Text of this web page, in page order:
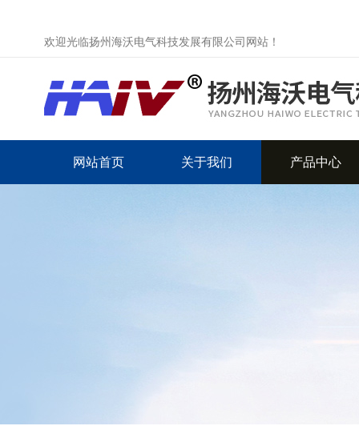
欢迎光临扬州海沃电气科技发展有限公司网站！
网站首页 关于我们 产品中心